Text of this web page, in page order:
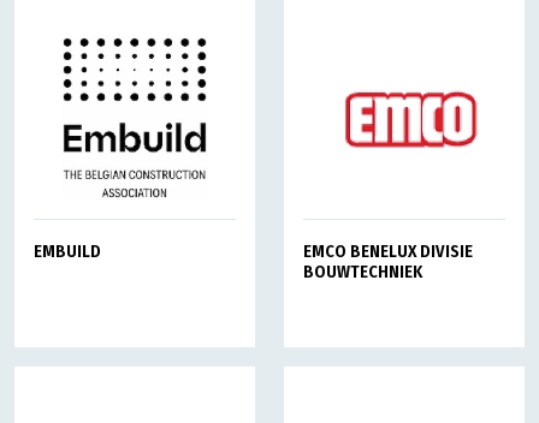
EMBUILD
EMCO BENELUX DIVISIE
BOUWTECHNIEK